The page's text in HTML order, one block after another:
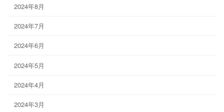
2024年8月
2024年7月
2024年6月
2024年5月
2024年4月
2024年3月